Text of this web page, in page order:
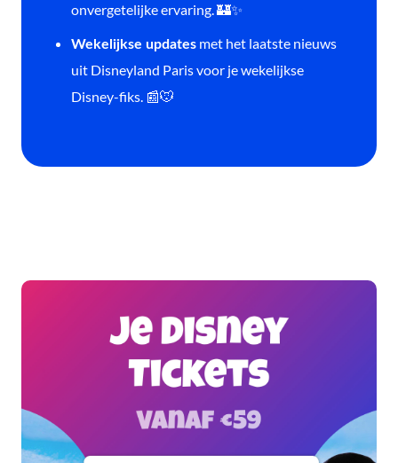
onvergetelijke ervaring. 🏰✨
Wekelijkse updates met het laatste nieuws
uit Disneyland Paris voor je wekelijkse
Disney-fiks. 📰🐭